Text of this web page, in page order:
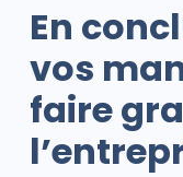
En
vos
faire